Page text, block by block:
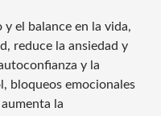
el balance en la vida,
reduce la ansiedad y
y la
bloqueos emocionales
la